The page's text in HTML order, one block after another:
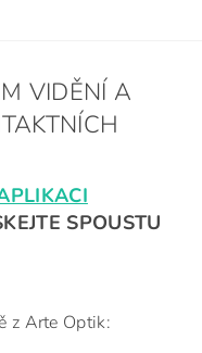
VIDĚNÍ A
SPOUSTU
z Arte Optik: